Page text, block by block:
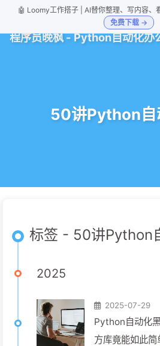
🤖 Loomy工作搭子 | AI替你整理、写内容、
免费下载 →
程序员晚枫 - Python自动化办
50讲Python自
标签 - 50讲Python
2025
2025-07-29
Python自动化
方库竟能如此简